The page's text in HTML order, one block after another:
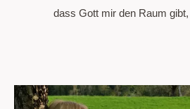
dass Gott mir den Raum